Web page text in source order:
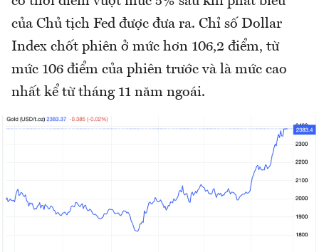
của Chủ tịch Fed được đưa ra. Chỉ số Dollar
Index chốt phiên ở mức hơn 106,2 điểm, từ
mức 106 điểm của phiên trước và là mức cao
nhất kể từ tháng 11 năm ngoái.